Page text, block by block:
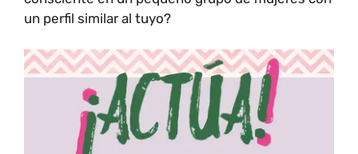
un perfil similar al tuyo?